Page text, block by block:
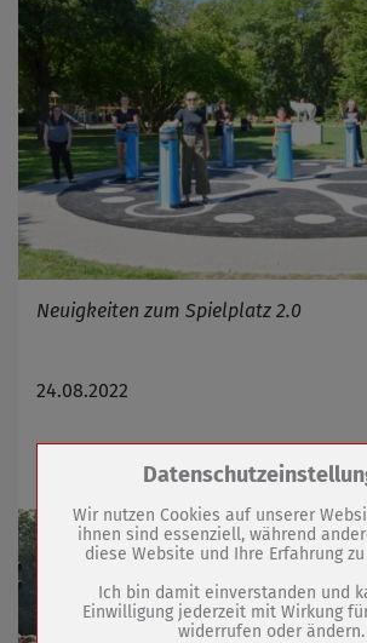
Neuigkeiten zum Spielplatz 2.0
24.08.2022
Zum Betrieb der Seite notwendige
Name
PHP Session Cookie
Anbieter
Eigentümer dieser
Wenselaar GmbH & Co.
Absicherung
Wir nutzen Cookies auf unserer
ihnen sind essenziell, während
diese Website und Ihre Erfahrung
Ich bin damit einverstanden und
Einwilligung jederzeit mit Wirkung
widerrufen oder ändern.